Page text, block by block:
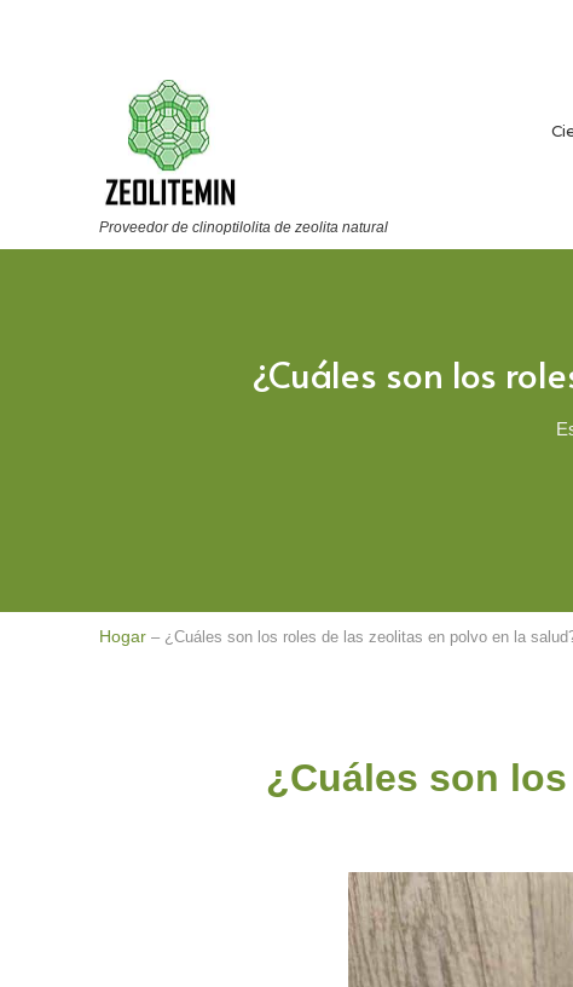
Proveedor de clinoptilolita de zeolita natural
¿Cuáles son los
Hogar – ¿Cuáles son los roles de las zeolitas en polvo en la
¿Cuáles son